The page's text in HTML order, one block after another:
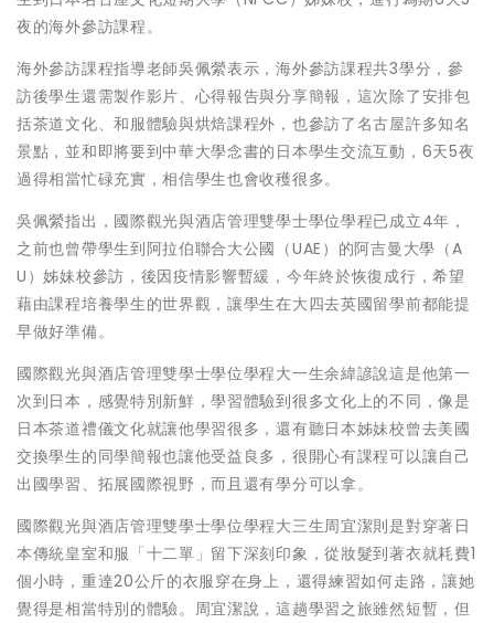
夜的海外參訪課程。
海外參訪課程指導老師吳佩縈表示，海外參訪課程共3學分，參
訪後學生還需製作影片、心得報告與分享簡報，這次除了安排包
括茶道文化、和服體驗與烘焙課程外，也參訪了名古屋許多知名
景點，並和即將要到中華大學念書的日本學生交流互動，6天5夜
過得相當忙碌充實，相信學生也會收穫很多。
吳佩縈指出，國際觀光與酒店管理雙學士學位學程已成立4年，
之前也曾帶學生到阿拉伯聯合大公國（UAE）的阿吉曼大學（A
U）姊妹校參訪，後因疫情影響暫緩，今年終於恢復成行，希望
藉由課程培養學生的世界觀，讓學生在大四去英國留學前都能提
早做好準備。
國際觀光與酒店管理雙學士學位學程大一生余緯諺說這是他第一
次到日本，感覺特別新鮮，學習體驗到很多文化上的不同，像是
日本茶道禮儀文化就讓他學習很多，還有聽日本姊妹校曾去美國
交換學生的同學簡報也讓他受益良多，很開心有課程可以讓自己
出國學習、拓展國際視野，而且還有學分可以拿。
國際觀光與酒店管理雙學士學位學程大三生周宜潔則是對穿著日
本傳統皇室和服「十二單」留下深刻印象，從妝髮到著衣就耗費1
個小時，重達20公斤的衣服穿在身上，還得練習如何走路，讓她
覺得是相當特別的體驗。周宜潔說，這趟學習之旅雖然短暫，但